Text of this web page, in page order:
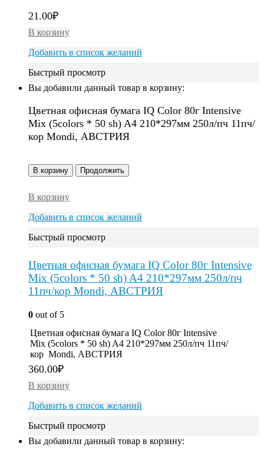
21.00₽
В корзину
Добавить в список желаний
Быстрый просмотр
Вы добавили данный товар в корзину:
Цветная офисная бумага IQ Color 80г Intensive
Mix (5colors * 50 sh) A4 210*297мм 250л/пч 11пч/
кор Mondi, АВСТРИЯ
В корзину Продолжить
В корзину
Добавить в список желаний
Быстрый просмотр
Цветная офисная бумага IQ Color 80г Intensive
Mix (5colors * 50 sh) A4 210*297мм 250л/пч
11пч/кор Mondi, АВСТРИЯ
0 out of 5
Цветная офисная бумага IQ Color 80г Intensive
Mix (5colors * 50 sh) A4 210*297мм 250л/пч 11пч/
кор Mondi, АВСТРИЯ
360.00₽
В корзину
Добавить в список желаний
Быстрый просмотр
Вы добавили данный товар в корзину: